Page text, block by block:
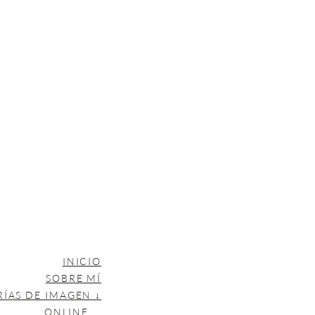
INICIO
SOBRE MÍ
DE IMAGEN ↓
ONLINE